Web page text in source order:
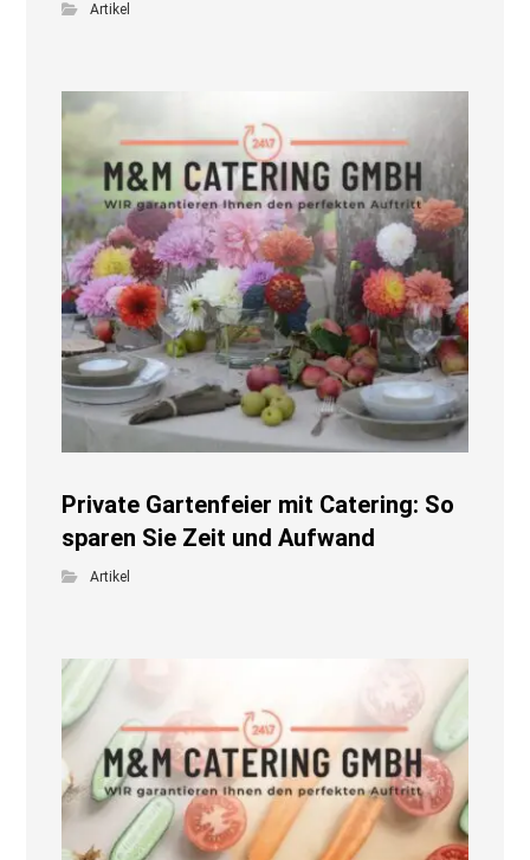
Artikel
Private Gartenfeier mit Catering: So
sparen Sie Zeit und Aufwand
Artikel